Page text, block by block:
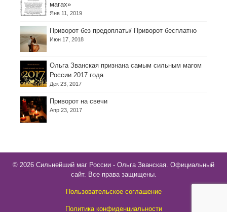
магах»
Янв 11, 2019
Приворот без предоплаты/ Приворот бесплатно
Июн 17, 2018
Ольга Званская признана самым сильным магом
России 2017 года
Дек 23, 2017
Приворот на свечи
Апр 23, 2017
© 2026 Сильнейший маг России - Ольга Званская. Официальный
сайт. Все права защищены.
Пользовательское соглашение
Политика конфиденциальности